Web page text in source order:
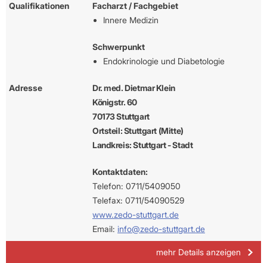
Qualifikationen
Facharzt / Fachgebiet
Innere Medizin
Schwerpunkt
Endokrinologie und Diabetologie
Adresse
Dr. med. Dietmar Klein
Königstr. 60
70173 Stuttgart
Ortsteil: Stuttgart (Mitte)
Landkreis: Stuttgart - Stadt
Kontaktdaten:
Telefon: 0711/5409050
Telefax: 0711/54090529
www.zedo-stuttgart.de
Email: info@zedo-stuttgart.de
mehr Details anzeigen